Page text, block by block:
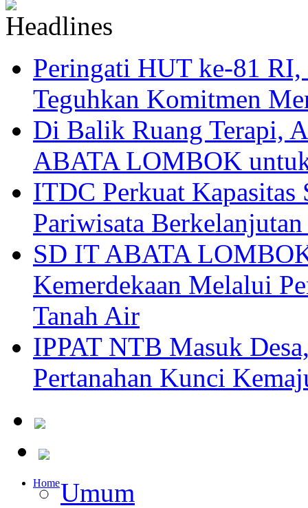
Peringati HUT ke-81
Teguhkan Komitmen
Di Balik Ruang Terapi,
ABATA LOMBOK
ITDC Perkuat
Pariwisata
SD IT ABATA
Kemerdekaan Melalui
Tanah Air
IPPAT NTB Masuk
Pertanahan Kunci
HomeUmum